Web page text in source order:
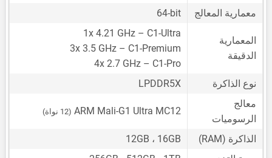
معمارية المعالج 64-bit
المعمارية
الدقيقة
1x 4.21 GHz – C1-Ultra
3x 3.5 GHz – C1-Premium
4x 2.7 GHz – C1-Pro
نوع الذاكرة
LPDDR5X
معالج
الرسوميات
ARM Mali-G1 Ultra MC12 (12 نواة)
الذاكرة (RAM)
12GB ، 16GB